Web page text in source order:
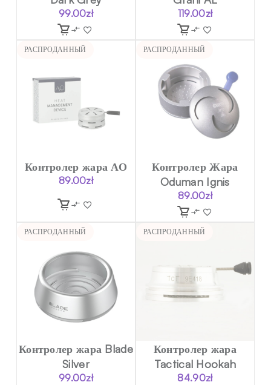
99.00zł 119.00zł
РАСПРОДАННЫЙ
Контролер жара АО
89.00zł
РАСПРОДАННЫЙ
Контролер Жара
Oduman Ignis
89.00zł
РАСПРОДАННЫЙ
Контролер жара Blade
Silver
99.00zł
РАСПРОДАННЫЙ
Контролер жара
Tactical Hookah
84.90zł